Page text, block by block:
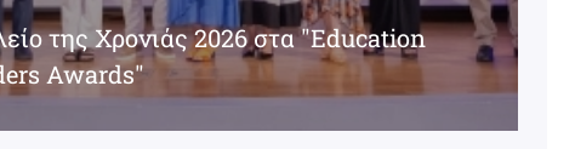
της Χρονιάς 2026 στα "Education
Awards"